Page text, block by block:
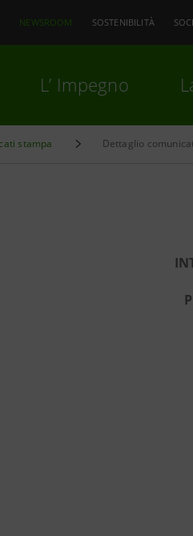
NEWSROOM SOSTENIBILITÀ
L’ Impegno
stampa Dettaglio